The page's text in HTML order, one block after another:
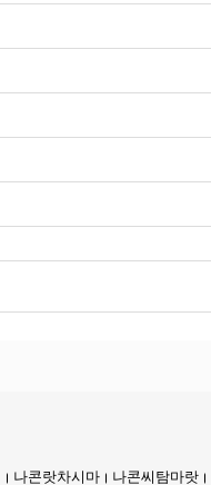
나콘랏차시마 나콘씨탐마랏